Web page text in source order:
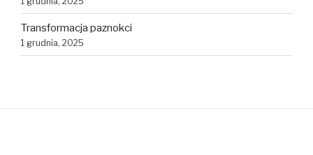
Transformacja paznokci
1 grudnia, 2025